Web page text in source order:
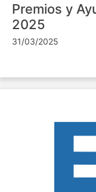
Premios y
2025
31/03/2025